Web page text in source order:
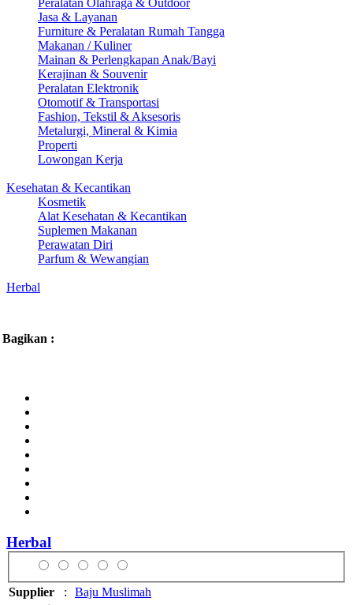
Jasa & Layanan
Furniture & Peralatan Rumah Tangga
Makanan / Kuliner
Mainan & Perlengkapan Anak/Bayi
Kerajinan & Souvenir
Peralatan Elektronik
Otomotif & Transportasi
Fashion, Tekstil & Aksesoris
Metalurgi, Mineral & Kimia
Properti
Lowongan Kerja
Kesehatan & Kecantikan
Kosmetik
Alat Kesehatan & Kecantikan
Suplemen Makanan
Perawatan Diri
Parfum & Wewangian
Herbal
Bagikan :
Herbal
Supplier :
Baju Muslimah